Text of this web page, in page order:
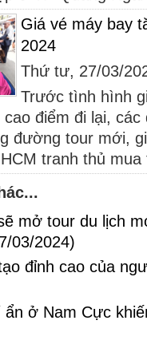
Giá vé máy bay
2024
Thứ tư, 27/03/
Trước tình hình
cao điểm đi lại,
đường tour mới,
tranh thủ mua
mở tour du lịch
03/2024)
đỉnh cao của
ẩn ở Nam Cực